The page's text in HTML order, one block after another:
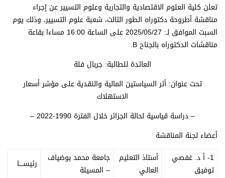
تعلن كلية العلوم الاقتصادية والتجارية وعلوم التسيير عن إجراء
مناقشة أطروحة دكتوراه الطور الثالث، شعبة علوم التسيير، وذلك يوم
السبت الموافق لـ: 2025/05/27 على الساعة 16:00 مساءا بقاعة
مناقشات الدكتوراه بالجناح B.
العائدة للطالبة: جربال فلة
تحت عنوان: أثر السياستين المالية والنقدية على مؤشر أسعار
الاستهلاك
– دراسة قياسية لحالة الجزائر خلال الفترة 1990-2022 –
أعضاء لجنة المناقشة
1- أ د. غفصي
توفيق
أستاذ التعليم
العالي
جامعة محمد بوضياف
– المسيلة
رئيســــا